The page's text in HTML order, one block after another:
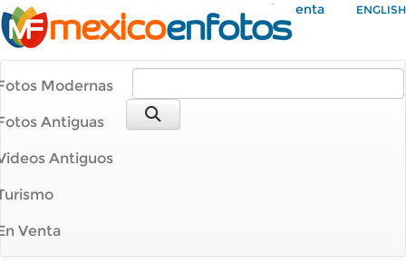
Mi Cuenta ENGLISH
Modernas
Antiguas
Antiguos
Venta